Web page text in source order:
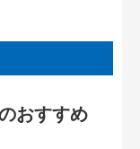
おすすめ